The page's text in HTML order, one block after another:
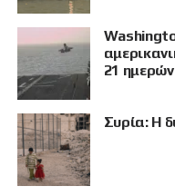
21
Συρία: Η